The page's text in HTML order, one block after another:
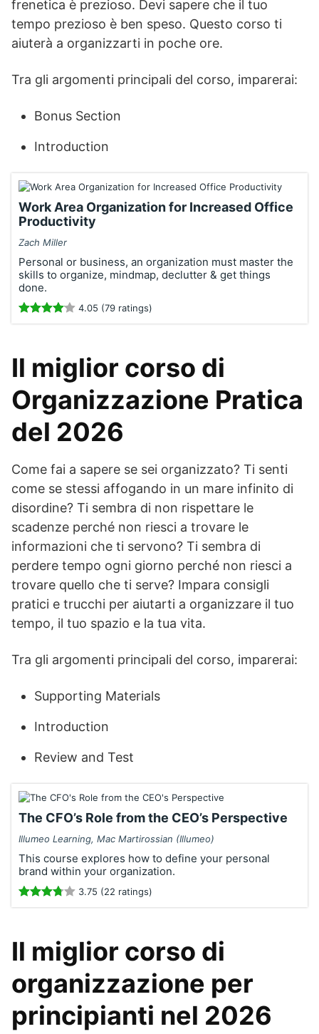
frenetica è prezioso. Devi sapere che il tuo
tempo prezioso è ben speso. Questo corso ti
aiuterà a organizzarti in poche ore.
Tra gli argomenti principali del corso, imparerai:
Bonus Section
Introduction
Work Area Organization for Increased Office
Productivity
Zach Miller
Personal or business, an organization must master the
skills to organize, mindmap, declutter & get things
done.
4.05 (79 ratings)
Il miglior corso di
Organizzazione Pratica
del 2026
Come fai a sapere se sei organizzato? Ti senti
come se stessi affogando in un mare infinito di
disordine? Ti sembra di non rispettare le
scadenze perché non riesci a trovare le
informazioni che ti servono? Ti sembra di
perdere tempo ogni giorno perché non riesci a
trovare quello che ti serve? Impara consigli
pratici e trucchi per aiutarti a organizzare il tuo
tempo, il tuo spazio e la tua vita.
Tra gli argomenti principali del corso, imparerai:
Supporting Materials
Introduction
Review and Test
The CFO’s Role from the CEO’s Perspective
Illumeo Learning, Mac Martirossian (Illumeo)
This course explores how to define your personal
brand within your organization.
3.75 (22 ratings)
Il miglior corso di
organizzazione per
principianti nel 2026